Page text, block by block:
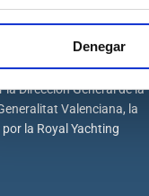
Denegar
náutica lider en España.
Dirección General de la
Valenciana, la
la Royal Yachting